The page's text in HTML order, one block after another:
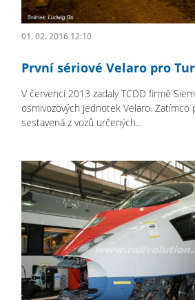
01. 02. 2016 12:10
První sériové Velaro pro
V červenci 2013 zadaly TCDD firmě
osmivozových jednotek Velaro. Zatímco
sestavená z vozů určených...